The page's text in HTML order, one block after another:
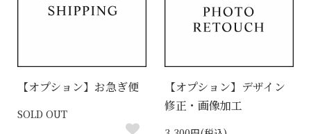
【オプション】お急ぎ便
SOLD OUT
【オプション】デザイン
修正・画像加工